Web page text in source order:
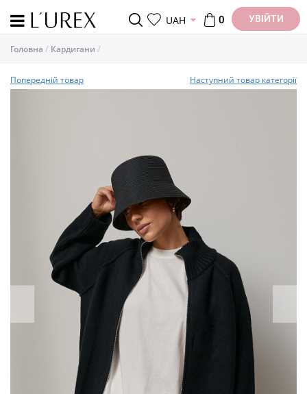
UAH 0 УВІЙТИ
Головна Кардигани
Попередній товар Наступний товар категорії